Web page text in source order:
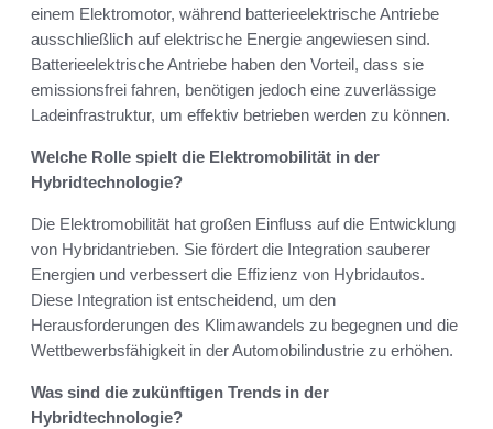
einem Elektromotor, während batterieelektrische Antriebe
ausschließlich auf elektrische Energie angewiesen sind.
Batterieelektrische Antriebe haben den Vorteil, dass sie
emissionsfrei fahren, benötigen jedoch eine zuverlässige
Ladeinfrastruktur, um effektiv betrieben werden zu können.
Welche Rolle spielt die Elektromobilität in der
Hybridtechnologie?
Die Elektromobilität hat großen Einfluss auf die Entwicklung
von Hybridantrieben. Sie fördert die Integration sauberer
Energien und verbessert die Effizienz von Hybridautos.
Diese Integration ist entscheidend, um den
Herausforderungen des Klimawandels zu begegnen und die
Wettbewerbsfähigkeit in der Automobilindustrie zu erhöhen.
Was sind die zukünftigen Trends in der
Hybridtechnologie?